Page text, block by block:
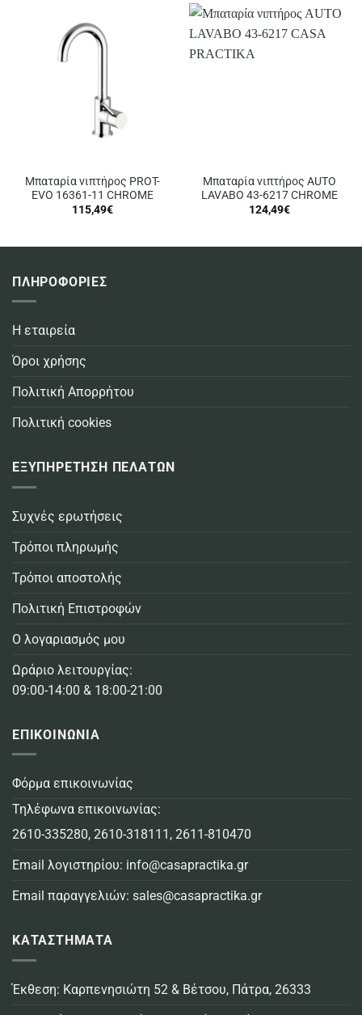
Μπαταρία νιπτήρος PROT-
EVO 16361-11 CHROME
115,49€
Μπαταρία νιπτήρος AUTO
LAVABO 43-6217 CHROME
124,49€
ΠΛΗΡΟΦΟΡΙΕΣ
Η εταιρεία
Όροι χρήσης
Πολιτική Απορρήτου
Πολιτική cookies
ΕΞΥΠΗΡΕΤΗΣΗ ΠΕΛΑΤΩΝ
Συχνές ερωτήσεις
Τρόποι πληρωμής
Τρόποι αποστολής
Πολιτική Επιστροφών
Ο λογαριασμός μου
Ωράριο λειτουργίας:
09:00-14:00 & 18:00-21:00
ΕΠΙΚΟΙΝΩΝΙΑ
Φόρμα επικοινωνίας
Τηλέφωνα επικοινωνίας:
2610-335280, 2610-318111 , 2611-810470
Email λογιστηρίου: info@casapractika.gr
Email παραγγελιών: sales@casapractika.gr
ΚΑΤΑΣΤΗΜΑΤΑ
Έκθεση: Καρπενησιώτη 52 & Βέτσου, Πάτρα, 26333